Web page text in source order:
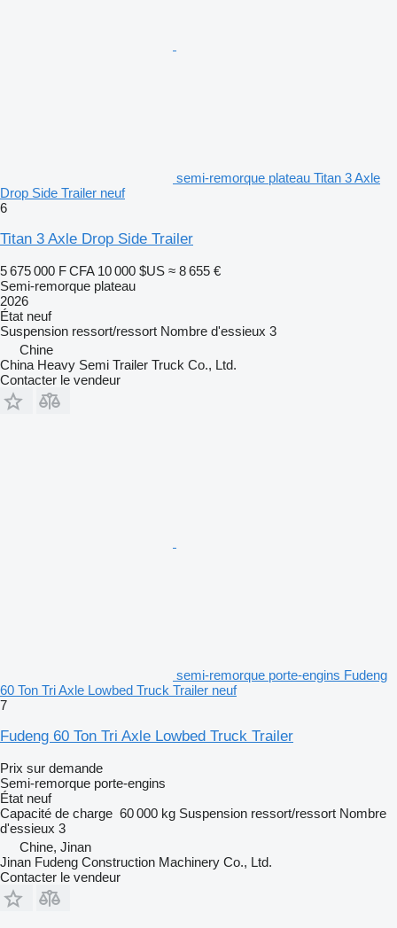
semi-remorque plateau Titan 3 Axle
Drop Side Trailer neuf
6
Titan 3 Axle Drop Side Trailer
5 675 000 F CFA 10 000 $US ≈ 8 655 €
Semi-remorque plateau
2026
État neuf
Suspension ressort/ressort Nombre d'essieux 3
Chine
China Heavy Semi Trailer Truck Co., Ltd.
Contacter le vendeur
semi-remorque porte-engins Fudeng
60 Ton Tri Axle Lowbed Truck Trailer neuf
7
Fudeng 60 Ton Tri Axle Lowbed Truck Trailer
Prix sur demande
Semi-remorque porte-engins
État neuf
Capacité de charge 60 000 kg Suspension ressort/ressort Nombre
d'essieux 3
Chine, Jinan
Jinan Fudeng Construction Machinery Co., Ltd.
Contacter le vendeur